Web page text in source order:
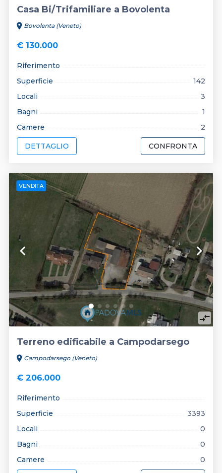
Casa Bi/Trifamiliare a Bovolenta
location_on Bovolenta (Veneto)
€ 130.000
Riferimento
Superficie
142
Locali
3
Bagni
1
Camere
2
DETTAGLIO CONFRONTA
VENDITA
keyboard_arrow_left keyboard_arrow_right
compare_arrows
Terreno edificabile a Campodarsego
location_on Campodarsego (Veneto)
€ 206.000
Riferimento
Superficie
3393
Locali
0
Bagni
0
Camere
0